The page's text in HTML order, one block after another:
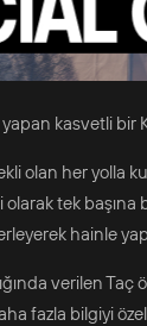
kasvetli bir
olan her yolla
tek başına
hainle
verilen Taç
fazla bilgiyi